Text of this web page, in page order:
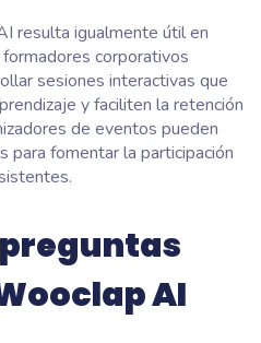
resulta igualmente útil en
corporativos
sesiones interactivas que
y faciliten la retención
de eventos pueden
para fomentar la participación
AI